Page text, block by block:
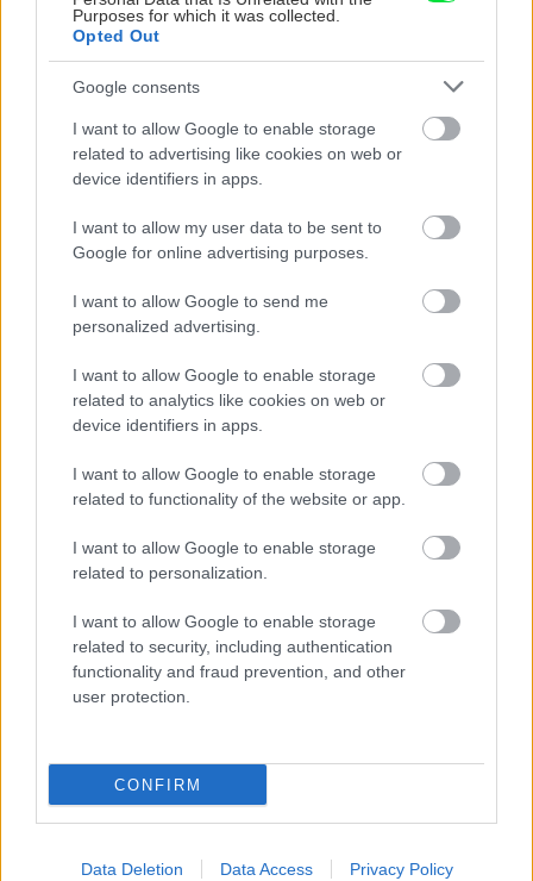
Purposes for which it was collected.
Opted Out
Google consents
I want to allow Google to enable storage
related to advertising like cookies on web or
device identifiers in apps.
I want to allow my user data to be sent to
Google for online advertising purposes.
I want to allow Google to send me
personalized advertising.
I want to allow Google to enable storage
related to analytics like cookies on web or
device identifiers in apps.
I want to allow Google to enable storage
related to functionality of the website or app.
I want to allow Google to enable storage
related to personalization.
I want to allow Google to enable storage
related to security, including authentication
functionality and fraud prevention, and other
user protection.
CONFIRM
Data Deletion Data Access Privacy Policy
Trvalky, ktoré znesú
sucho a teplo? Tieto
vysaďte na miesta, na
ktoré slnko svieti celý
Nemusí to byť len
krások, ktoré rozžiaria
Môže aspirín zachrániť
ochabnuté izbové
rastliny? Pravda vás
Júlový reštart uhoriek
nakladačiek: Ako ich
CHALUPA
Na Morave prerobila
starú chalupu na
vojdete dnu, zabudnete,
dokáže aj podpísať.
Čičmanoch si postavil